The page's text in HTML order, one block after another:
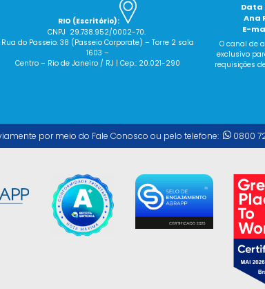
RIO (Escritório):
CNPJ 29.738.952/0002-70.
Rua do Passeio. 38 (Passeio Corporate) – Torre 2 sala
1603 –
Centro – Rio de Janeiro / RJ | Cep.: 20.021-290
Data
Ana
E-
O canal de
exclusivo
requisições
por meio do Fale Conosco ou pelo telefone: 0800